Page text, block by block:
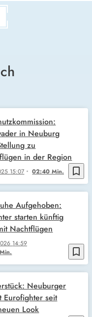
bookmark_border
15:07 02:40 Min.
in Neuburg
zu
in der Region
bookmark_border
14:59
Aufgehoben:
starten künftig
Nachtflügen
Neuburger
Eurofighter seit
Look